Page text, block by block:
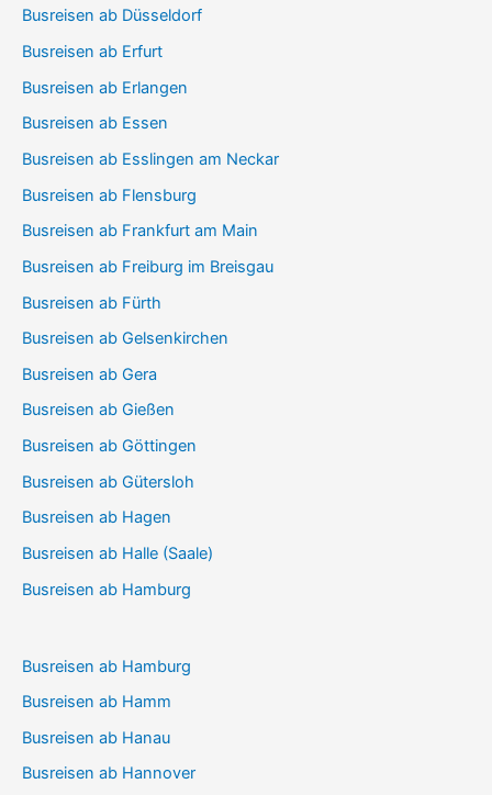
Busreisen ab Düsseldorf
Busreisen ab Erfurt
Busreisen ab Erlangen
Busreisen ab Essen
Busreisen ab Esslingen am Neckar
Busreisen ab Flensburg
Busreisen ab Frankfurt am Main
Busreisen ab Freiburg im Breisgau
Busreisen ab Fürth
Busreisen ab Gelsenkirchen
Busreisen ab Gera
Busreisen ab Gießen
Busreisen ab Göttingen
Busreisen ab Gütersloh
Busreisen ab Hagen
Busreisen ab Halle (Saale)
Busreisen ab Hamburg
Busreisen ab Hamburg
Busreisen ab Hamm
Busreisen ab Hanau
Busreisen ab Hannover